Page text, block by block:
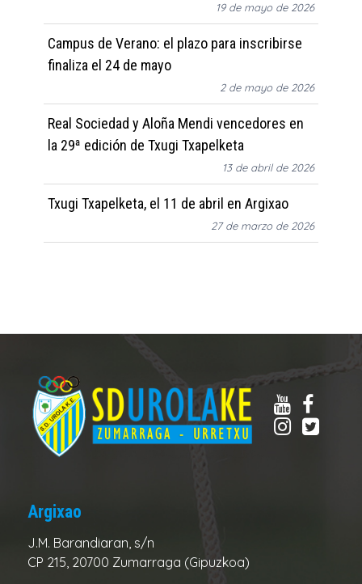
19 de mayo de 2026
Campus de Verano: el plazo para inscribirse
finaliza el 24 de mayo
2 de mayo de 2026
Real Sociedad y Aloña Mendi vencedores en
la 29ª edición de Txugi Txapelketa
13 de abril de 2026
Txugi Txapelketa, el 11 de abril en Argixao
27 de marzo de 2026
Argixao
J.M. Barandiaran, s/n
CP 215, 20700 Zumarraga (Gipuzkoa)